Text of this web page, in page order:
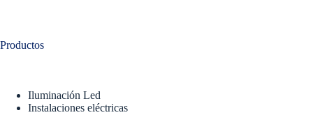
Productos
Iluminación Led
Instalaciones eléctricas